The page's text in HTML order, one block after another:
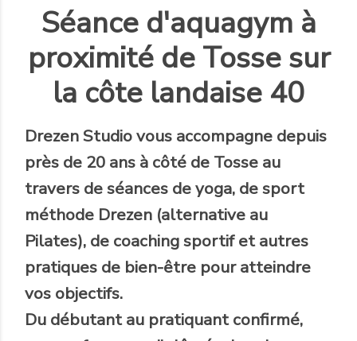
Séance d'aquagym à
proximité de Tosse sur
la côte landaise 40
Drezen Studiovous accompagne depuis
près de 20 ans à côté de Tosse au
travers de séances de yoga, de sport
méthode Drezen (alternative au
Pilates), de coaching sportif et autres
pratiques de bien-être pour atteindre
vos objectifs.
Du débutant au pratiquant confirmé,